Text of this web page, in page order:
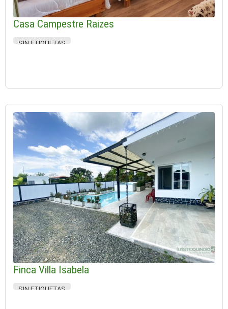
Casa Campestre Raizes
SIN ETIQUETAS
Finca Villa Isabela
SIN ETIQUETAS